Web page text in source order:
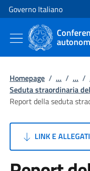
Vai al contenuto
Vai alla navigazione del sito
Governo Italiano
Homepage / ... / ... /
Seduta straordinaria
Report della seduta
LINK E ALLEGATI